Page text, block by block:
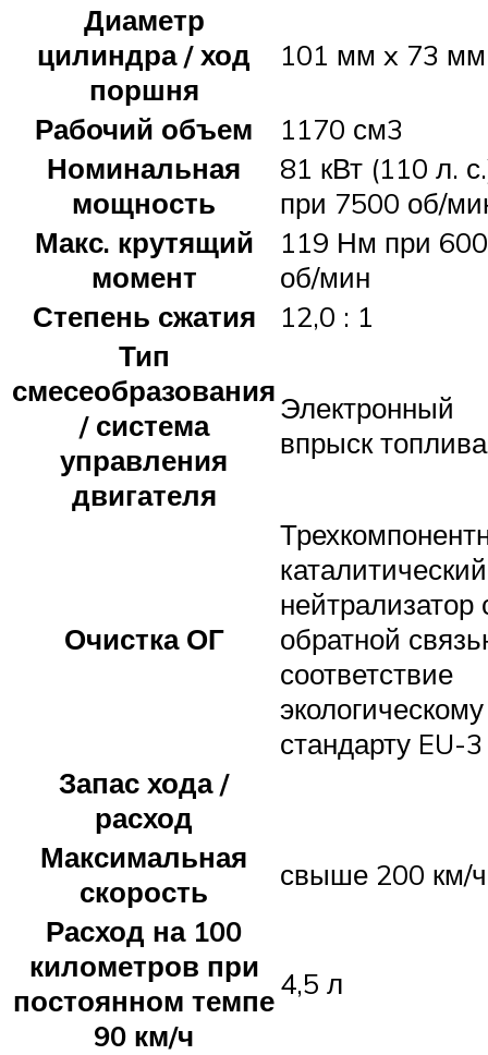
Диаметр
цилиндра / ход
поршня
101 мм x 73 мм
Рабочий объем
1170 см3
Номинальная
мощность
81 кВт (110 л.
при 7500 об/
Макс. крутящий
момент
119 Нм при
об/мин
Степень сжатия
12,0 : 1
Тип
смесеобразования
/ система
управления
двигателя
Электронный
впрыск топлива
Очистка ОГ
каталитический
нейтрализатор
обратной
соответствие
экологическому
стандарту EU-3
Запас хода /
расход
Максимальная
скорость
свыше 200 км/ч
Расход на 100
километров при
постоянном темпе
90 км/ч
4,5 л